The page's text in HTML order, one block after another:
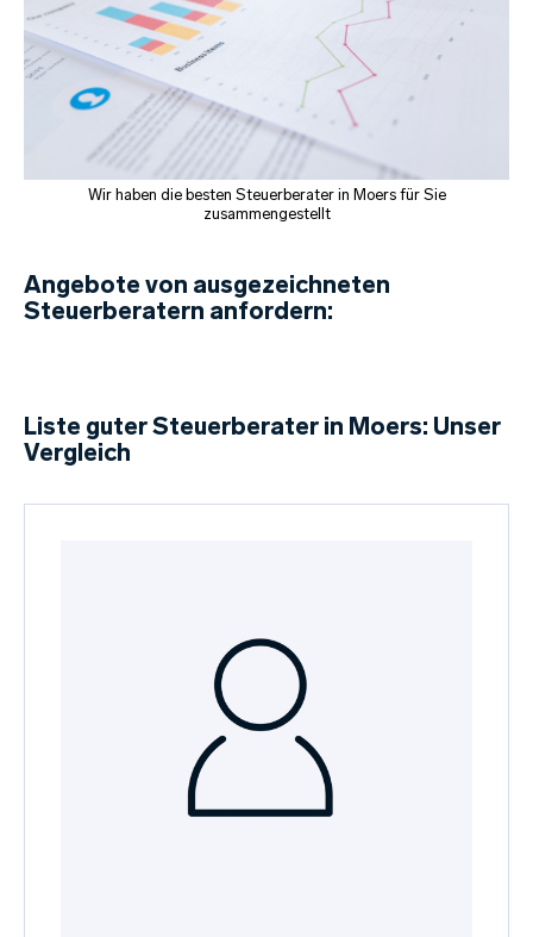
Wir haben die besten Steuerberater in Moers für Sie
zusammengestellt
Angebote von ausgezeichneten
Steuerberatern anfordern:
Liste guter Steuerberater in Moers: Unser
Vergleich